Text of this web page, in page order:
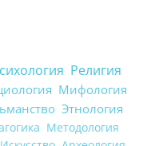
Религия
Мифология
Этнология
Методология